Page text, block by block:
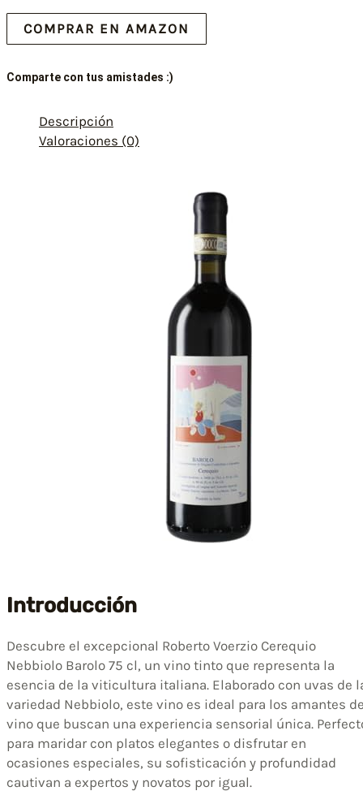
COMPRAR EN AMAZON
Comparte con tus amistades :)
Descripción
Valoraciones (0)
Introducción
Descubre el excepcional Roberto Voerzio Cerequio
Nebbiolo Barolo 75 cl, un vino tinto que representa la
esencia de la viticultura italiana. Elaborado con uvas de
variedad Nebbiolo, este vino es ideal para los amantes
vino que buscan una experiencia sensorial única.
para maridar con platos elegantes o disfrutar en
ocasiones especiales, su sofisticación y profundidad
cautivan a expertos y novatos por igual.